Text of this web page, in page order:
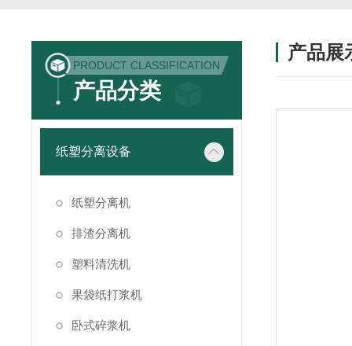
PRODUCT CLASSIFICATION
产品分类
纸塑分离设备
纸塑分离机
排渣分离机
塑料清洗机
果袋纸打浆机
卧式碎浆机
产品展